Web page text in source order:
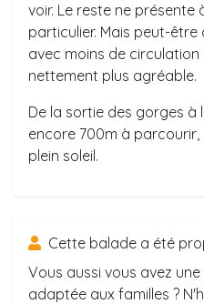
voir. Le reste ne
particulier. Mais peut-
avec moins de
nettement plus agréable.
De la sortie des gorges à
encore 700m à
plein soleil.
Cette balade a été
Vous aussi vous avez
adaptée aux familles ?